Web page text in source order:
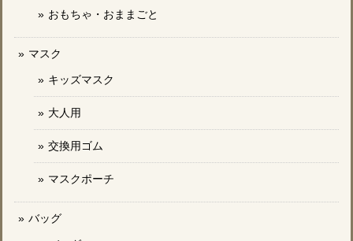
おもちゃ・おままごと
マスク
キッズマスク
大人用
交換用ゴム
マスクポーチ
バッグ